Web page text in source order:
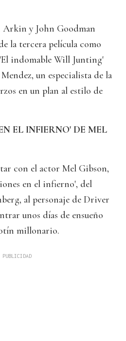
y John Goodman
la tercera película como
indomable Will Junting'
un especialista de la
en un plan al estilo de
EL INFIERNO' DE MEL
con el actor Mel Gibson,
en el infierno', del
al personaje de Driver
unos días de ensueño
millonario.